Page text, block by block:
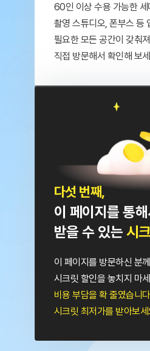
60인 이상 수용 가능한 세
촬영 스튜디오,폰부스 등
필요한 모든 공간이 갖춰
직접 방문해서 확인해 보
다섯 번째,
이 페이지를 통
받을 수 있는 시
이 페이지를 방문하신 분
시크릿 할인을 놓치지 마
비용 부담을 확 줄였습니
시크릿 최저가를 받아보